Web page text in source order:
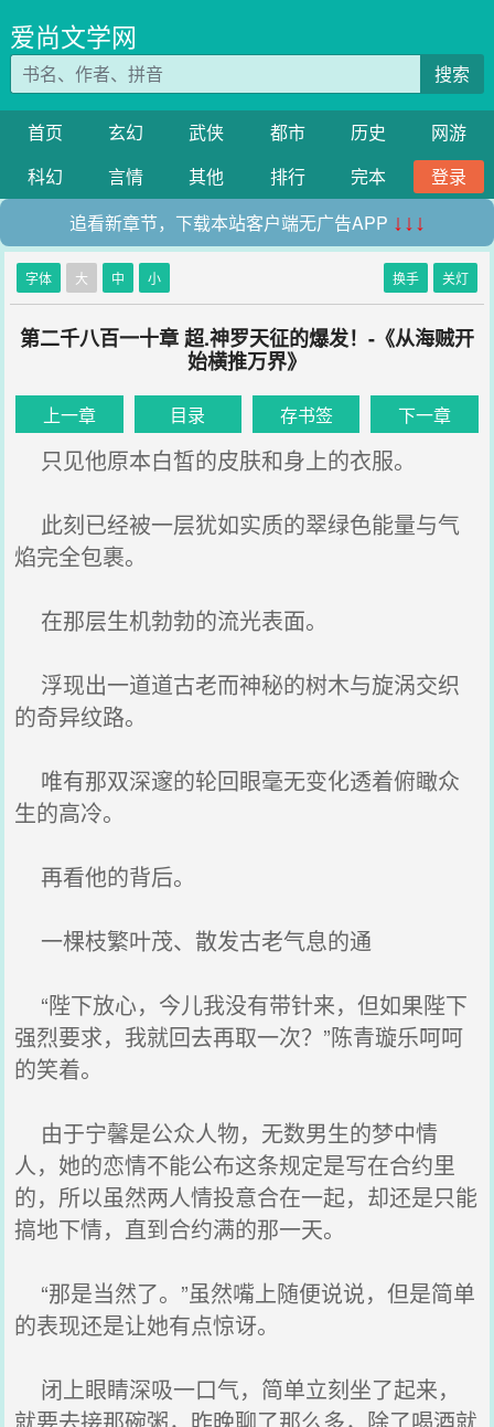
爱尚文学网
搜索
首页 玄幻 武侠 都市 历史
网游
科幻
言情 其他 排行 完本
登录
追看新章节，下载本站客户端无广告APP ↓↓↓
字体 大 中 小 换手 关灯
第二千八百一十章 超.神罗天征的爆发！-《从海贼开
始横推万界》
上一章 目录 存书签 下一章
只见他原本白皙的皮肤和身上的衣服。
此刻已经被一层犹如实质的翠绿色能量与气
焰完全包裹。
在那层生机勃勃的流光表面。
浮现出一道道古老而神秘的树木与旋涡交织
的奇异纹路。
唯有那双深邃的轮回眼毫无变化透着俯瞰众
生的高冷。
再看他的背后。
一棵枝繁叶茂、散发古老气息的通
“陛下放心，今儿我没有带针来，但如果陛下
强烈要求，我就回去再取一次？”陈青璇乐呵呵
的笑着。
由于宁馨是公众人物，无数男生的梦中情
人，她的恋情不能公布这条规定是写在合约里
的，所以虽然两人情投意合在一起，却还是只能
搞地下情，直到合约满的那一天。
“那是当然了。”虽然嘴上随便说说，但是简单
的表现还是让她有点惊讶。
闭上眼睛深吸一口气，简单立刻坐了起来，